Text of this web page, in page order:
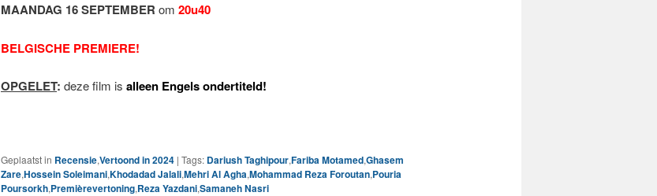
MAANDAG 16 SEPTEMBER om 20u40
BELGISCHE PREMIERE!
OPGELET: deze film is alleen Engels ondertiteld!
Geplaatst in Recensie,Vertoond in 2024 | Tags: Dariush Taghipour,Fariba Motamed,Ghasem
Zare,Hossein Soleimani,Khodadad Jalali,Mehri Al Agha,Mohammad Reza Foroutan,Pouria
Poursorkh,Premièrevertoning,Reza Yazdani,Samaneh Nasri